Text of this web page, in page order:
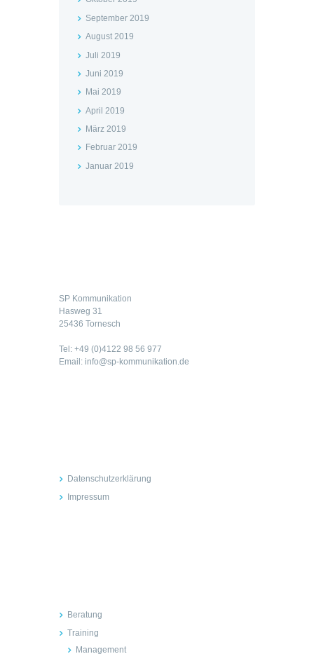
September 2019
August 2019
Juli 2019
Juni 2019
Mai 2019
April 2019
März 2019
Februar 2019
Januar 2019
SP Kommunikation
Hasweg 31
25436 Tornesch
Tel: +49 (0)4122 98 56 977
Email: info@sp-kommunikation.de
Datenschutzerklärung
Impressum
Beratung
Training
Management